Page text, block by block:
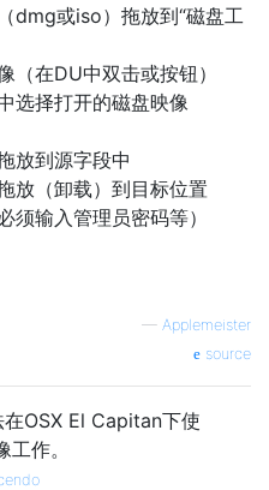
dmg或iso）拖放到“磁盘工
（在DU中双击或按钮）
选择打开的磁盘映像
放到源字段中
放（卸载）到目标位置
须输入管理员密码等）
— Applemeister
source
在OSX El Capitan下使
作。